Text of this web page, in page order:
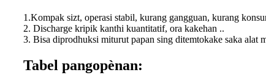
1.Kompak sizt, operasi stabil, kurang gangguan, kurang
2. Discharge kripik kanthi kuantitatif, ora kakehan ..
3. Bisa diprodhuksi miturut papan sing ditemtokake saka alat
Tabel pangopènan: